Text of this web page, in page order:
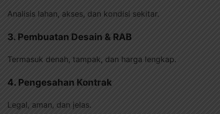
Analisis lahan, akses, dan kondisi sekitar.
3. Pembuatan Desain & RAB
Termasuk denah, tampak, dan harga lengkap.
4. Pengesahan Kontrak
Legal, aman, dan jelas.